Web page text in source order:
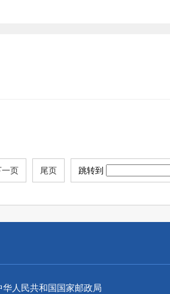
一页 尾页 跳转到
华人民共和国国家邮政局